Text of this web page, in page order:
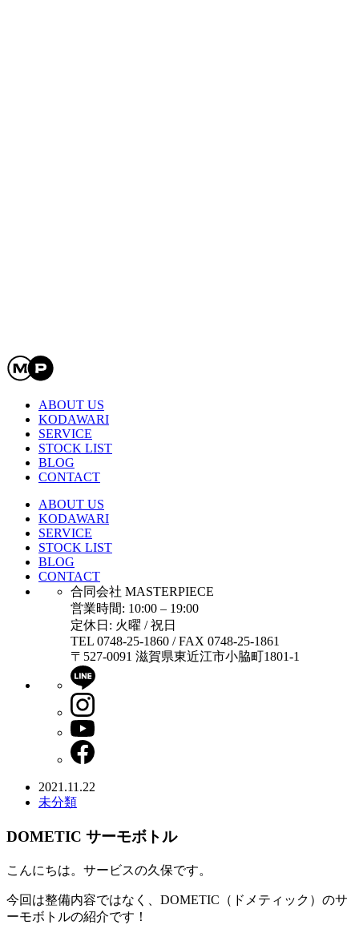
ABOUT US
KODAWARI
SERVICE
STOCK LIST
BLOG
CONTACT
ABOUT US
KODAWARI
SERVICE
STOCK LIST
BLOG
CONTACT
合同会社 MASTERPIECE
営業時間: 10:00 – 19:00
定休日: 火曜 / 祝日
TEL 0748-25-1860 / FAX 0748-25-1861
〒527-0091 滋賀県東近江市小脇町1801-1
2021.11.22
未分類
DOMETIC サーモボトル
こんにちは。サービスの久保です。
今回は整備内容ではなく、DOMETIC（ドメティック）のサ
ーモボトルの紹介です！